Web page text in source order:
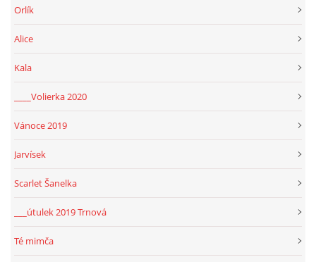
Orlík
Alice
Kala
____Volierka 2020
Vánoce 2019
Jarvísek
Scarlet Šanelka
___útulek 2019 Trnová
Té mimča